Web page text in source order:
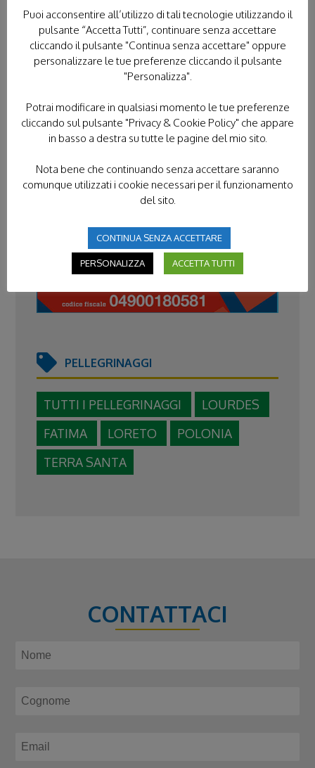
RASSEGNA STAMPA
SENZA CATEGORIA
SERVIZIO CIVILE
VOLONTARIATO IN TERRA SANTA
DONACI IL TUO 5×1000
PELLEGRINAGGI
TUTTI I PELLEGRINAGGI
LOURDES
FATIMA
LORETO
POLONIA
TERRA SANTA
CONTATTACI
Puoi acconsentire all’utilizzo di tali tecnologie utilizzando il
pulsante “Accetta Tutti”, continuare senza accettare
cliccando il pulsante "Continua senza accettare" oppure
personalizzare le tue preferenze cliccando il pulsante
"Personalizza".
Potrai modificare in qualsiasi momento le tue preferenze
cliccando sul pulsante "Privacy & Cookie Policy" che appare
in basso a destra su tutte le pagine del mio sito.
Nota bene che continuando senza accettare saranno
comunque utilizzati i cookie necessari per il funzionamento
del sito.
CONTINUA SENZA ACCETTARE
PERSONALIZZA ACCETTA TUTTI